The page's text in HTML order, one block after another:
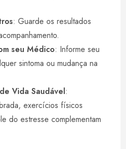
: Guarde os resultados
seu Médico: Informe seu
sintoma ou mudança na
Vida Saudável:
exercícios físicos
do estresse complementam